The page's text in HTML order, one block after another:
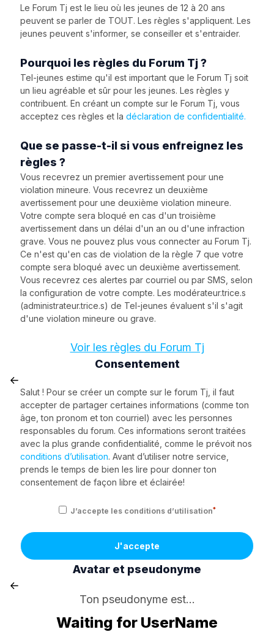
Le Forum Tj est le lieu où les jeunes de 12 à 20 ans
peuvent se parler de TOUT. Les règles s'appliquent. Les
jeunes peuvent s'informer, se conseiller et s'entraider.
Pourquoi les règles du Forum Tj ?
Tel-jeunes estime qu'il est important que le Forum Tj soit
un lieu agréable et sûr pour les jeunes. Les règles y
contribuent. En créant un compte sur le Forum Tj, vous
acceptez ces règles et la déclaration de confidentialité.
Que se passe-t-il si vous enfreignez les
règles ?
Vous recevrez un premier avertissement pour une
violation mineure. Vous recevrez un deuxième
avertissement pour une deuxième violation mineure.
Votre compte sera bloqué en cas d'un troisième
avertissement dans un délai d'un an ou d'une infraction
grave. Vous ne pouvez plus vous connecter au Forum Tj.
Ce n'est qu'en cas de violation de la règle 7 que votre
compte sera bloqué avec un deuxième avertissement.
Vous recevrez ces alertes par courriel ou par SMS, selon
la configuration de votre compte. Les modérateur.trice.s
(administrateur.trice.s) de Tel-jeunes évaluent s'il s'agit
d'une violation mineure ou grave.
Voir les règles du Forum Tj
Consentement
Salut ! Pour se créer un compte sur le forum Tj, il faut
accepter de partager certaines informations (comme ton
âge, ton pronom et ton courriel) avec les personnes
responsables du forum. Ces informations seront traitées
avec la plus grande confidentialité, comme le prévoit nos
conditions d’utilisation. Avant d’utiliser notre service,
prends le temps de bien les lire pour donner ton
consentement de façon libre et éclairée!
J’accepte les conditions d’utilisation*
J'accepte
Avatar et pseudonyme
Ton pseudonyme est...
Waiting for UserName